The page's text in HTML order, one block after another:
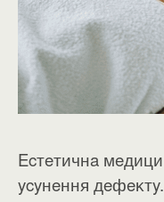
Ecтeтичнa
ycyнeння